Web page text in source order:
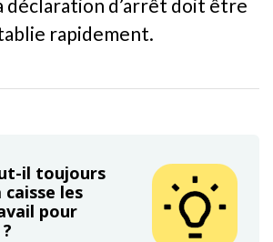
déclaration d’arrêt doit être
rapidement.
il toujours
les
pour